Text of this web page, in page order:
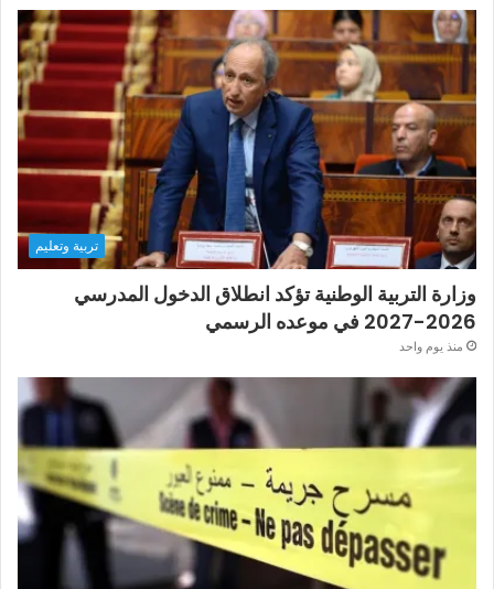
تربية وتعليم
وزارة التربية الوطنية تؤكد انطلاق الدخول المدرسي
2026-2027 في موعده الرسمي
منذ يوم واحد